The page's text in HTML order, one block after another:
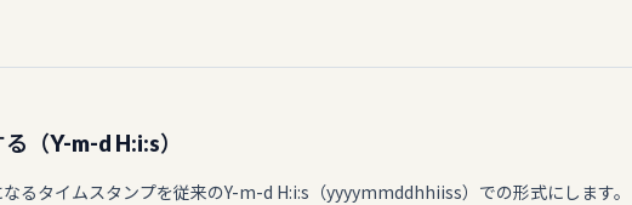
（Y-m-d H:i:s）
るタイムスタンプを従来のY-m-d H:i:s（yyyymmddhhiiss）での形式にします。